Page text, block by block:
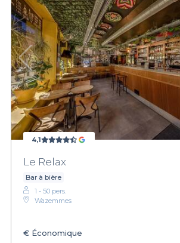
4,1
Le Relax
Bar à bière
1 - 50 pers.
Wazemmes
€ Économique